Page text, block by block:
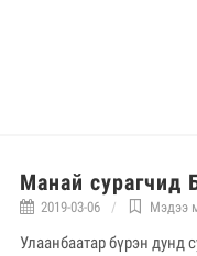
Манай сурагчид
2019-03-06 Мэдээ
Улаанбаатар бүрэн дунд